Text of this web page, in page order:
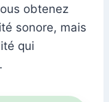
obtenez
sonore, mais
qui